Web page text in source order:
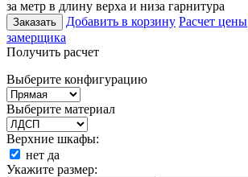
за метр в длину верха и низа гарнитура
Заказать Добавить в корзину Расчет цены
замерщика
Получить расчет
Выберите конфигурацию
Выберите материал
Верхние шкафы:
нет да
Укажите размер: